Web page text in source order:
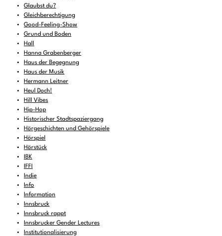
Glaubst du?
Gleichberechtigung
Good-Feeling-Show
Grund und Boden
Hall
Hanna Grabenberger
Haus der Begegnung
Haus der Musik
Hermann Leitner
Heul Doch!
Hill Vibes
Hip-Hop
Historischer Stadtspaziergang
Hörgeschichten und Gehörspiele
Hörspiel
Hörstück
IBK
IFFI
Indie
Info
Information
Innsbruck
Innsbruck rappt
Innsbrucker Gender Lectures
Institutionalisierung